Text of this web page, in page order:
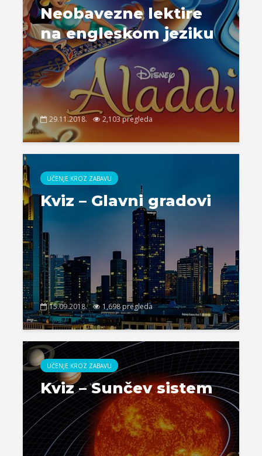
Neobavezne lektire
na engleskom jeziku
29.11.2018. 2,103 pregleda
UČENJE KROZ ZABAVU
Kviz – Glavni gradovi
15.09.2018. 1,698 pregleda
UČENJE KROZ ZABAVU
Kviz – Sunčev sistem